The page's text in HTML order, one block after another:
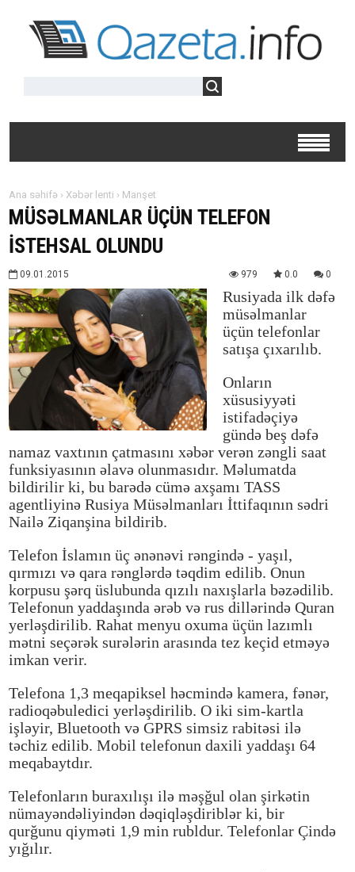
Ana səhifə › Xəbər lenti › Manşet
MÜSƏLMANLAR ÜÇÜN TELEFON
İSTEHSAL OLUNDU
09.01.2015 979 0.0 0
Rusiyada ilk dəfə
müsəlmanlar
üçün telefonlar
satışa çıxarılıb.
Onların
xüsusiyyəti
istifadəçiyə
gündə beş dəfə
namaz vaxtının çatmasını xəbər verən zəngli saat
funksiyasının əlavə olunmasıdır. Məlumatda
bildirilir ki, bu barədə cümə axşamı TASS
agentliyinə Rusiya Müsəlmanları İttifaqının sədri
Nailə Ziqanşina bildirib.
Telefon İslamın üç ənənəvi rəngində - yaşıl,
qırmızı və qara rənglərdə təqdim edilib. Onun
korpusu şərq üslubunda qızılı naxışlarla bəzədilib.
Telefonun yaddaşında ərəb və rus dillərində Quran
yerləşdirilib. Rahat menyu oxuma üçün lazımlı
mətni seçərək surələrin arasında tez keçid etməyə
imkan verir.
Telefona 1,3 meqapiksel həcmində kamera, fənər,
radioqəbuledici yerləşdirilib. O iki sim-kartla
işləyir, Bluetooth və GPRS simsiz rabitəsi ilə
təchiz edilib. Mobil telefonun daxili yaddaşı 64
meqabaytdır.
Telefonların buraxılışı ilə məşğul olan şirkətin
nümayəndəliyindən dəqiqləşdiriblər ki, bir
qurğunu qiyməti 1,9 min rubldur. Telefonlar Çində
yığılır.